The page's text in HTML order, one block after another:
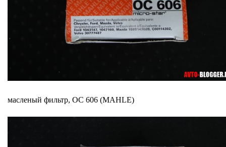
масленый фильтр, OC 606 (MAHLE)